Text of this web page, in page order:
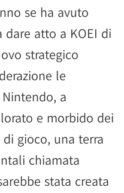
se ha avuto
dare atto a KOEI di
strategico
le
a
e morbido dei
gioco, una terra
chiamata
stata creata